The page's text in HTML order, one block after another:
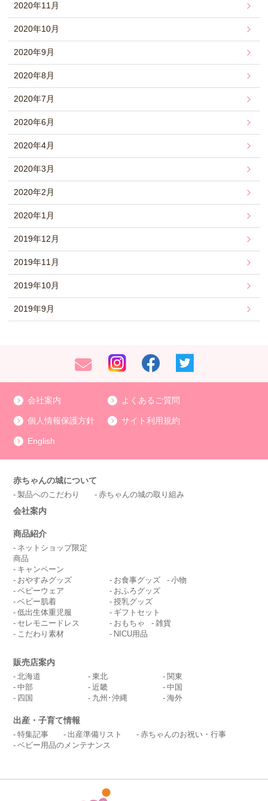
2020年11月
2020年10月
2020年9月
2020年8月
2020年7月
2020年6月
2020年4月
2020年3月
2020年2月
2020年1月
2019年12月
2019年11月
2019年10月
2019年9月
会社案内 よくあるご質問
個人情報保護方針 サイト利用規約
English
赤ちゃんの城について
製品へのこだわり 赤ちゃんの城の取り組み
会社案内
商品紹介
ネットショップ限定
商品
キャンペーン
おやすみグッズ
ベビーウェア
ベビー肌着
低出生体重児服
セレモニードレス
こだわり素材
お食事グッズ
小物
おふろグッズ
授乳グッズ
ギフトセット
おもちゃ
雑貨
NICU用品
販売店案内
北海道 東北
関東
中部
近畿
中国
四国
九州･沖縄 海外
出産・子育て情報
特集記事 出産準備リスト
赤ちゃんのお祝い・行事
ベビー用品のメンテナンス